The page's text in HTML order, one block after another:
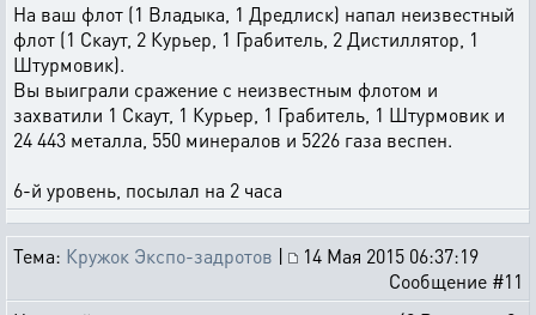
На ваш флот (1 Владыка, 1 Дредлиск) напал неизвестный
флот (1 Скаут, 2 Курьер, 1 Грабитель, 2 Дистиллятор, 1
Штурмовик).
Вы выиграли сражение с неизвестным флотом и
захватили 1 Скаут, 1 Курьер, 1 Грабитель, 1 Штурмовик и
24 443 металла, 550 минералов и 5226 газа веспен.
6-й уровень, посылал на 2 часа
Тема: Кружок Экспо-задротов |
14 Мая 2015 06:37:19
Сообщение #11